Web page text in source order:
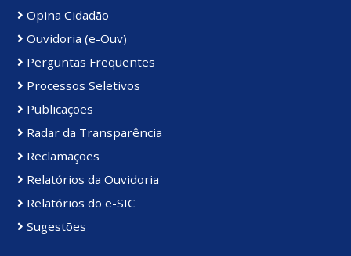
Opina Cidadão
Ouvidoria (e-Ouv)
Perguntas Frequentes
Processos Seletivos
Publicações
Radar da Transparência
Reclamações
Relatórios da Ouvidoria
Relatórios do e-SIC
Sugestões